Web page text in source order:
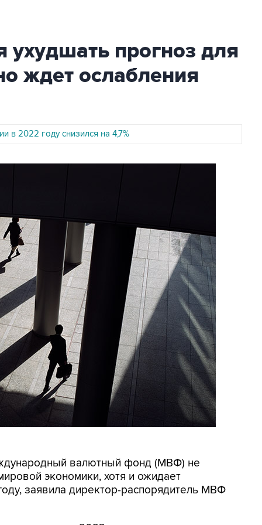
прогноз для
ждет ослабления
в 2022 году снизился на 4,7%
валютный фонд (МВФ) не
экономики, хотя и ожидает
заявила директор-распорядитель МВФ